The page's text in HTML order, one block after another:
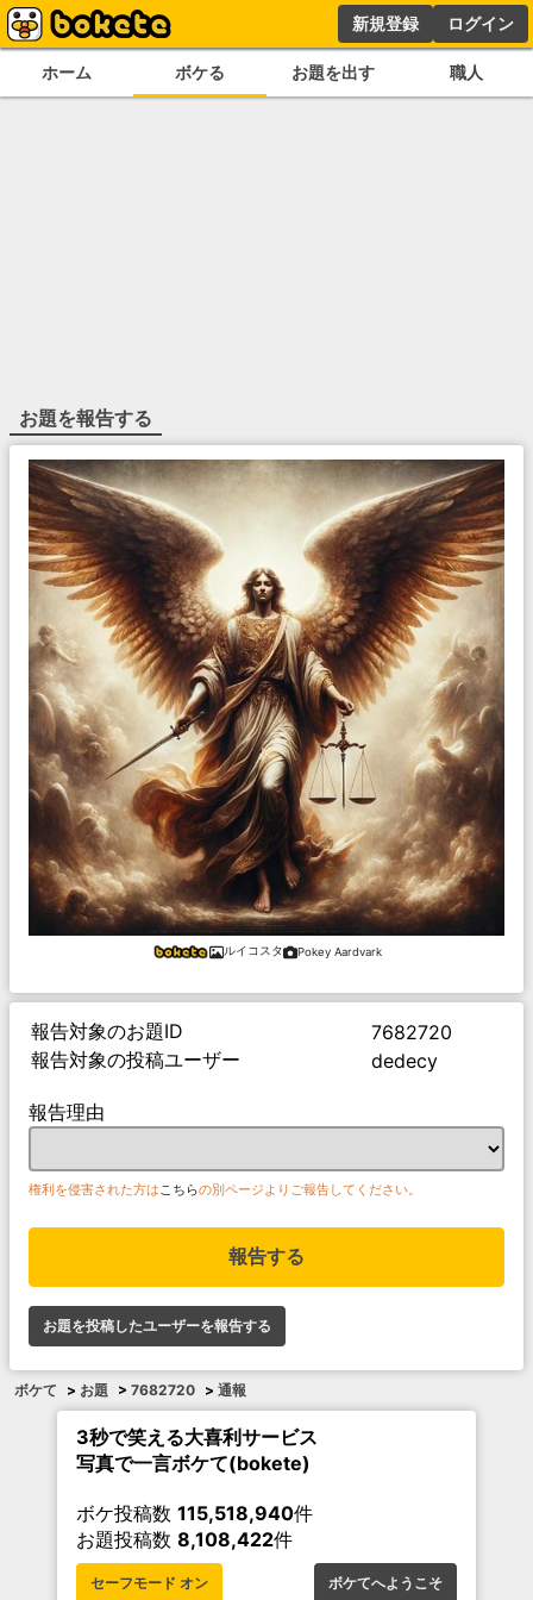
新規登録 ログイン
ホーム ボケる お題を出す 職人
お題を報告する
ルイコスタ Pokey Aardvark
報告対象のお題ID
7682720
報告対象の投稿ユーザー
dedecy
報告理由
権利を侵害された方はこちらの別ページよりご報告してください。
報告する
お題を投稿したユーザーを報告する
ボケて > お題 > 7682720 > 通報
3秒で笑える大喜利サービス
写真で一言ボケて(bokete)
ボケ投稿数 115,518,940件
お題投稿数 8,108,422件
セーフモード オン ボケてへようこそ